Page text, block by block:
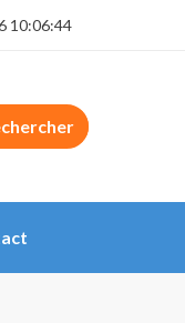
10:06:44